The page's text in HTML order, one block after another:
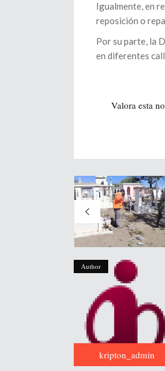
Igualmente, en
reposición o
Por su parte, la
en diferentes
Valora esta
Author
kripton_admin